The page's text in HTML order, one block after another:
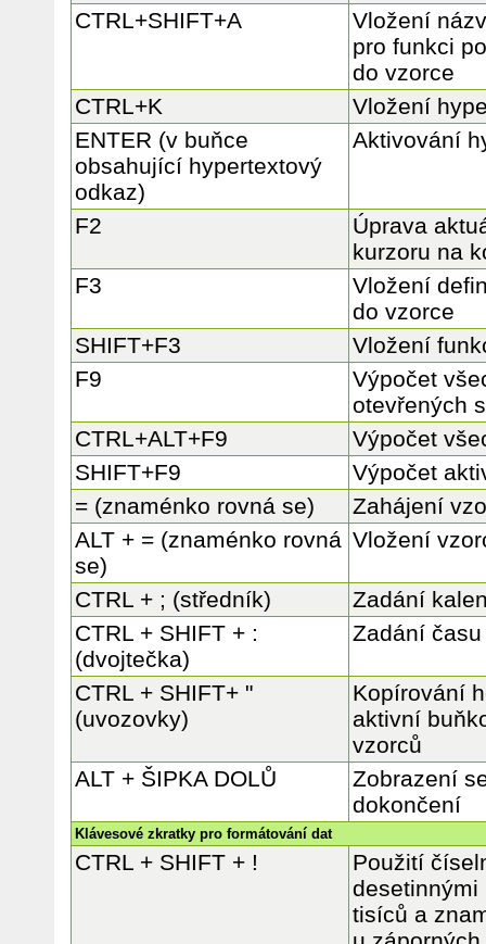
CTRL+SHIFT+A
Vložení
pro funkci
do vzorce
CTRL+K
Vložení
ENTER (v buňce
obsahující hypertextový
odkaz)
Aktivování
F2
Úprava
kurzoru na
F3
Vložení
do vzorce
SHIFT+F3
Vložení
F9
Výpočet
otevřených
CTRL+ALT+F9
Výpočet
SHIFT+F9
Výpočet
= (znaménko rovná se)
Zahájení
ALT + = (znaménko rovná
se)
Vložení
CTRL + ; (středník)
Zadání
CTRL + SHIFT + :
(dvojtečka)
Zadání času
CTRL + SHIFT+ "
(uvozovky)
Kopírování
aktivní
vzorců
ALT + ŠIPKA DOLŮ
Zobrazení
dokončení
Klávesové zkratky pro formátování dat
CTRL + SHIFT + !
Použití
desetinnými
tisíců a